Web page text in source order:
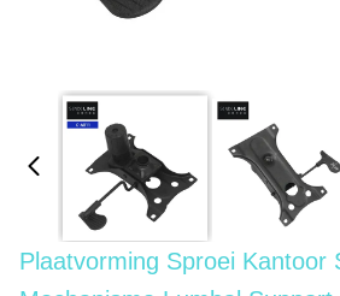
Plaatvorming Sproei Kantoor